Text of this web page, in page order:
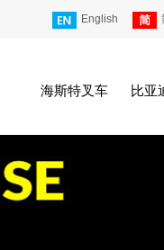
English
海斯特叉车 比亚